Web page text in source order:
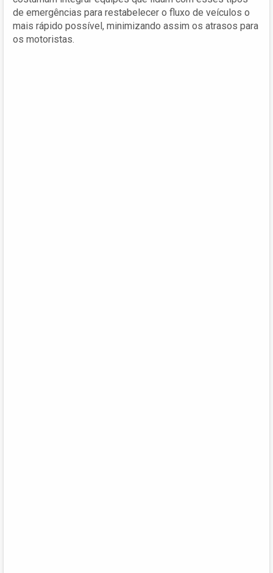
de emergências para restabelecer o fluxo de veículos o
mais rápido possível, minimizando assim os atrasos para
os motoristas.